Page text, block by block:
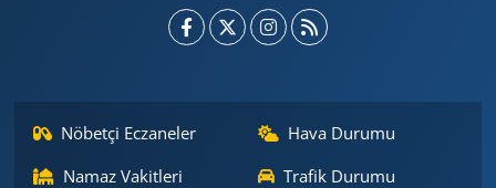
Nöbetçi Eczaneler
Hava Durumu
Namaz Vakitleri
Trafik Durumu